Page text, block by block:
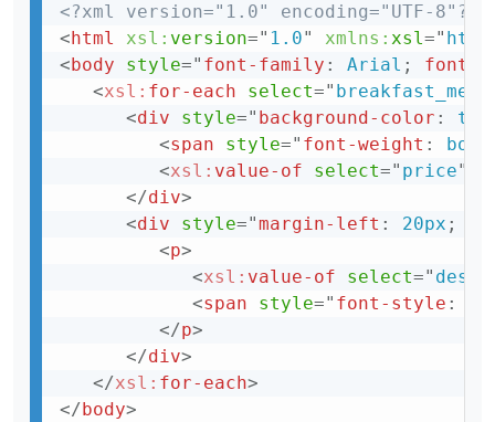
<?xml version="1.0" encoding="UTF-8"?>
< html xsl: version=" 1.0" xmlns: xsl="
< body style=" font-family : Arial ;
font-
<xsl: for-each select="
<div style=" background-color :
<span style=" font-weight : bold
<xsl: value-of select=" price"
</div>
<div style="margin-left : 20px ;
<p>
<xsl: value-of select="
<span style=" font-style :
</p>
</div>
</xsl: for-each>
</ body>